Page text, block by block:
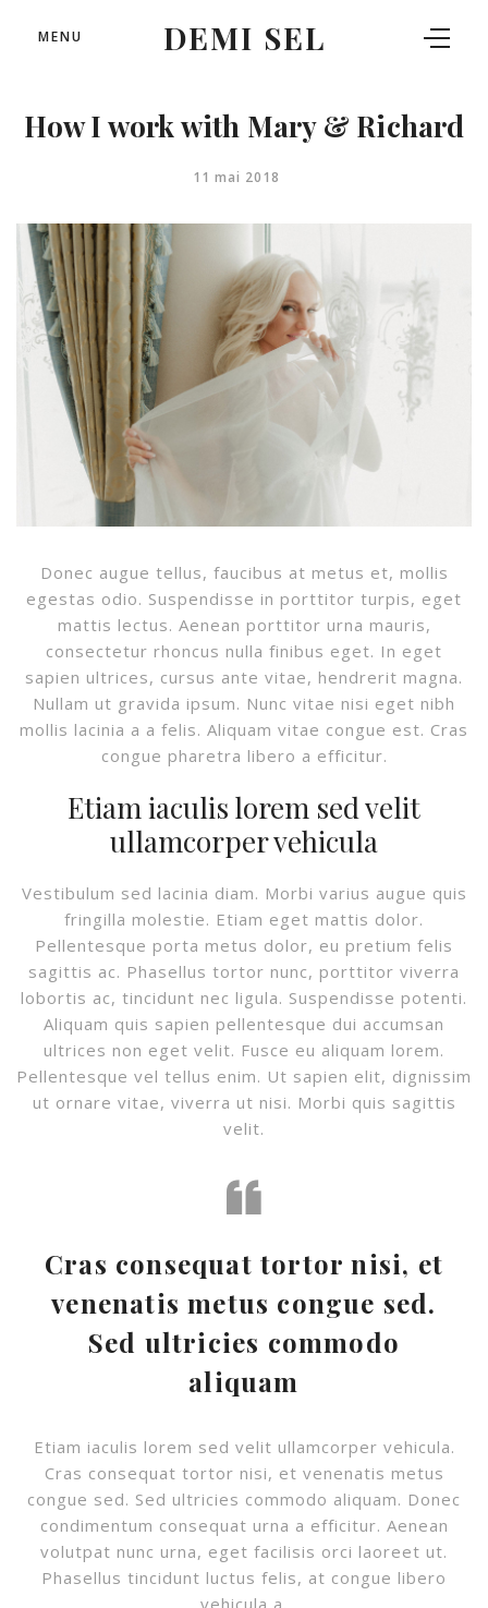
DEMI SEL
MENU
How I work with Mary & Richard
11 mai 2018
Donec augue tellus, faucibus at metus et, mollis
egestas odio. Suspendisse in porttitor turpis, eget
mattis lectus. Aenean porttitor urna mauris,
consectetur rhoncus nulla finibus eget. In eget
sapien ultrices, cursus ante vitae, hendrerit magna.
Nullam ut gravida ipsum. Nunc vitae nisi eget nibh
mollis lacinia a a felis. Aliquam vitae congue est. Cras
congue pharetra libero a efficitur.
Etiam iaculis lorem sed velit
ullamcorper vehicula
Vestibulum sed lacinia diam. Morbi varius augue quis
fringilla molestie. Etiam eget mattis dolor.
Pellentesque porta metus dolor, eu pretium felis
sagittis ac. Phasellus tortor nunc, porttitor viverra
lobortis ac, tincidunt nec ligula. Suspendisse potenti.
Aliquam quis sapien pellentesque dui accumsan
ultrices non eget velit. Fusce eu aliquam lorem.
Pellentesque vel tellus enim. Ut sapien elit, dignissim
ut ornare vitae, viverra ut nisi. Morbi quis sagittis
velit.
Cras consequat tortor nisi, et
venenatis metus congue sed.
Sed ultricies commodo
aliquam
Etiam iaculis lorem sed velit ullamcorper vehicula.
Cras consequat tortor nisi, et venenatis metus
congue sed. Sed ultricies commodo aliquam. Donec
condimentum consequat urna a efficitur. Aenean
volutpat nunc urna, eget facilisis orci laoreet ut.
Phasellus tincidunt luctus felis, at congue libero